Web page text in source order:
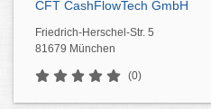
CFT CashFlowTech GmbH
Friedrich-Herschel-Str. 5
81679 München
(0)